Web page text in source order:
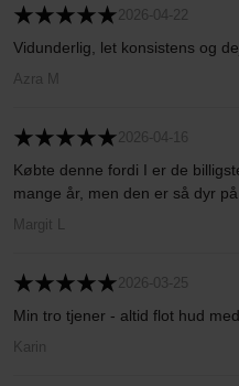
2026-04-22
Vidunderlig, let konsistens og
Azra M
2026-04-16
Købte denne fordi I er de
mange år, men den er så dyr
Margit L
2026-03-25
Min tro tjener - altid flot hud
Karin